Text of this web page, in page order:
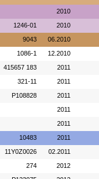
2010
1246-01 2010
9043 06.2010
1086-1 12.2010
415657 183 2011
321-11 2011
P108828 2011
2011
2011
10483 2011
11Y0Z0026 02.2011
274 2012